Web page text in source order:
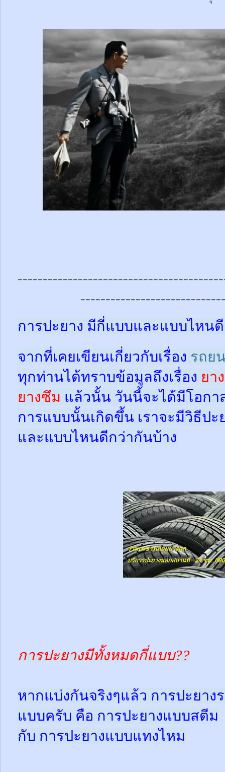
การปะยาง มีกี่แบบและแบบไหน
จากที่เคยเขียนเกี่ยวกับเรื่อง รถย
ทุกท่านได้ทราบข้อมูลถึงเรื่อง ยา
ยางซึม แล้วนั้น วันนี้จะได้มีโอกา
การแบบนั้นเกิดขึ้น เราจะมีวิธีปะ
และแบบไหนดีกว่ากันบ้าง
การปะยางมีทั้งหมดกี่แบบ??
หากแบ่งกันจริงๆแล้ว การปะยาง
แบบครับ คือ การปะยางแบบสตีม
กับ การปะยางแบบแทงไหม